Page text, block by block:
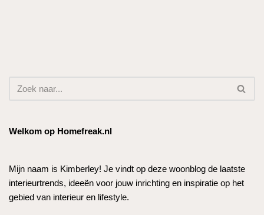
Welkom op Homefreak.nl
Mijn naam is Kimberley! Je vindt op deze woonblog de laatste
interieurtrends, ideeën voor jouw inrichting en inspiratie op het
gebied van interieur en lifestyle.